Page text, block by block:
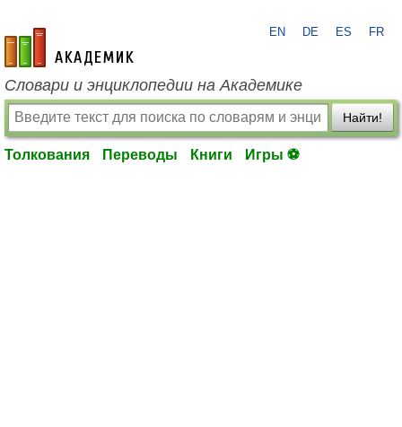
academic.ru
EN DE ES FR
Словари и энциклопедии на Академике
Найти!
Толкования Переводы Книги Игры ⚽